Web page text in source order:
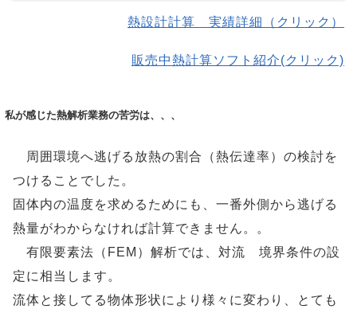
熱設計計算 実績詳細（クリック）
販売中熱計算ソフト紹介(クリック)
私が感じた熱解析業務の苦労は、、、
周囲環境へ逃げる放熱の割合（熱伝達率）の検討を
つけることでした。
固体内の温度を求めるためにも、一番外側から逃げる
熱量がわからなければ計算できません。。
有限要素法（FEM）解析では、対流 境界条件の設
定に相当します。
流体と接してる物体形状により様々に変わり、とても